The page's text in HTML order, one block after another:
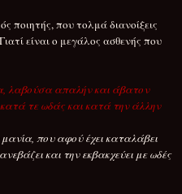
ποιητής, που τολμά διανοίξεις
είναι ο μεγάλος ασθενής που
λαβούσα απαλήν και άβατον
κατά τε ωδάς και κατά την άλλην
μανία, που αφού έχει καταλάβει
και την εκβακχεύει με ωδές